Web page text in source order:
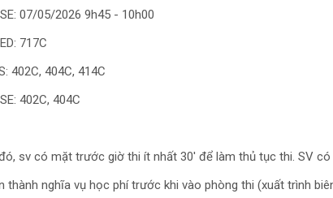
07/05/2026 9h45 - 10h00
717C
404C, 414C
404C
sv có mặt trước giờ thi ít nhất 30' để làm thủ tục thi. SV
thành nghĩa vụ học phí trước khi vào phòng thi (xuất trình